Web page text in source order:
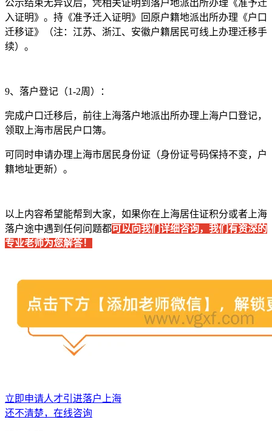
公示结束无异议后，凭相关证明到落户地派出所办理《准予迁
入证明》。持《准予迁入证明》回原户籍地派出所办理《户口
迁移证》（注：江苏、浙江、安徽户籍居民可线上办理迁移手
续）。
9、落户登记（1-2周）：
完成户口迁移后，前往上海落户地派出所办理上海户口登记，
领取上海市居民户口簿。
可同时申请办理上海市居民身份证（身份证号码保持不变，户
籍地址更新）。
以上内容希望能帮到大家，如果你在上海居住证积分或者上海
落户途中遇到任何问题都可以向我们详细咨询，我们有资深的
专业老师为您解答！
立即申请人才引进落户上海
还不清楚，在线咨询